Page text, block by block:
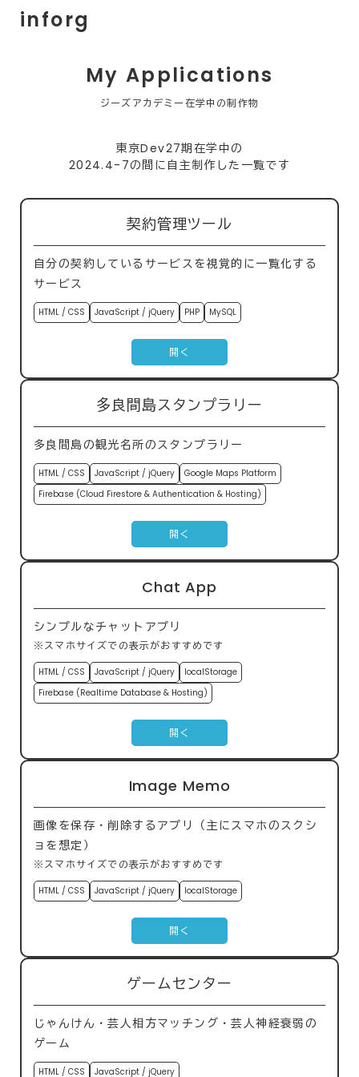
inforg
My Applications
ジーズアカデミー在学中の制作物
東京Dev27期在学中の
2024.4-7の間に自主制作した一覧です
契約管理ツール
自分の契約しているサービスを視覚的に一覧化する
サービス
HTML / CSS JavaScript / jQuery PHP MySQL
開く
多良間島スタンプラリー
多良間島の観光名所のスタンプラリー
HTML / CSS JavaScript / jQuery
Google Maps Platform
Firebase (Cloud Firestore & Authentication & Hosting)
開く
Chat App
シンプルなチャットアプリ
※スマホサイズでの表示がおすすめです
HTML / CSS JavaScript / jQuery
localStorage
Firebase (Realtime Database & Hosting)
開く
Image Memo
画像を保存・削除するアプリ（主にスマホのスクシ
ョを想定）
※スマホサイズでの表示がおすすめです
HTML / CSS JavaScript / jQuery localStorage
開く
ゲームセンター
じゃんけん・芸人相方マッチング・芸人神経衰弱の
ゲーム
HTML / CSS JavaScript / jQuery